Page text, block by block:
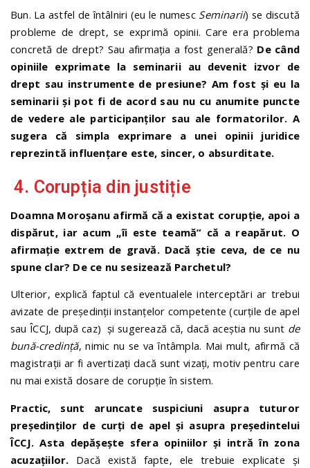
Bun. La astfel de întâlniri (eu le numesc Seminarii) se discută
probleme de drept, se exprimă opinii. Care era problema
concretă de drept? Sau afirmația a fost generală? De când
opiniile exprimate la seminarii au devenit izvor de
drept sau instrumente de presiune? Am fost și eu la
seminarii și pot fi de acord sau nu cu anumite puncte
de vedere ale participanţilor sau ale formatorilor. A
sugera că simpla exprimare a unei opinii juridice
reprezintă influențare este, sincer, o absurditate.
4. Corupția din justiție
Doamna Moroșanu afirmă că a existat corupție, apoi a
dispărut, iar acum „îi este teamă” că a reapărut. O
afirmație extrem de gravă. Dacă știe ceva, de ce nu
spune clar? De ce nu sesizează Parchetul?
Ulterior, explică faptul că eventualele interceptări ar trebui
avizate de președinții instanțelor competente (curțile de apel
sau ÎCCJ, după caz) și sugerează că, dacă aceștia nu sunt de
bună-credință, nimic nu se va întâmpla. Mai mult, afirmă că
magistrații ar fi avertizați dacă sunt vizați, motiv pentru care
nu mai există dosare de corupție în sistem.
Practic, sunt aruncate suspiciuni asupra tuturor
președinților de curți de apel și asupra președintelui
ÎCCJ. Asta depășește sfera opiniilor și intră în zona
acuzațiilor. Dacă există fapte, ele trebuie explicate și